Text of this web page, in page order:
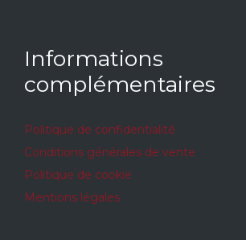
Informations
complémentaires
Politique de confidentialité
Conditions générales de vente
Politique de cookie
Mentions légales